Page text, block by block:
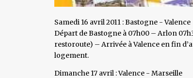
Samedi 16 avril 2011 : Bastogne - Valence
Départ de Bastogne à 07h00 – Arlon
restoroute) – Arrivée à Valence en fin
logement.
Dimanche 17 avril : Valence - Marseille